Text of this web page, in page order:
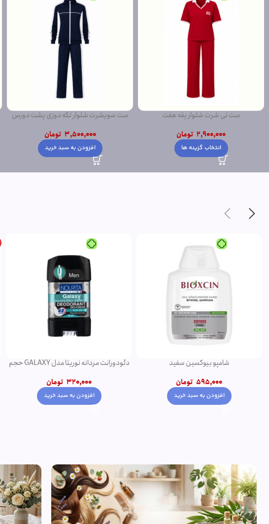
ست تی شرت شلوار یقه هفت
2,900,000 تومان
انتخاب گزینه ها
ست سویشرت شلوار تکه دوزی پشت دورس
3,500,000 تومان
افزودن به سبد خرید
شامپو بیوکسین سفید
595,000 تومان
افزودن به سبد خرید
دئودورانت مردانه نوریتا مدل GALAXY حجم
320,000 تومان
افزودن به سبد خرید